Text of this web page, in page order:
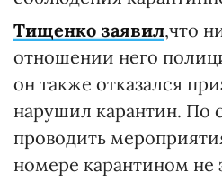
Тищенко заявил,что
отношении него
он также отказался
нарушил карантин. По
проводить
номере карантином не